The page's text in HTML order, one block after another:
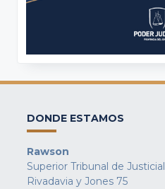
DONDE ESTAMOS
Rawson
Superior Tribunal de Justicial
Rivadavia y Jones 75